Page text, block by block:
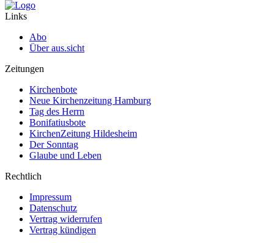
Links
Abo
Über aus.sicht
Zeitungen
Kirchenbote
Neue Kirchenzeitung Hamburg
Tag des Herrn
Bonifatiusbote
KirchenZeitung Hildesheim
Der Sonntag
Glaube und Leben
Rechtlich
Impressum
Datenschutz
Vertrag widerrufen
Vertrag kündigen